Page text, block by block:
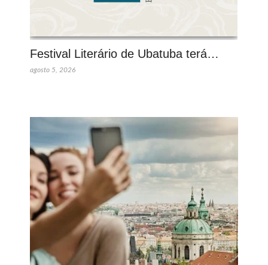
Festival Literário de Ubatuba terá…
agosto 5, 2026